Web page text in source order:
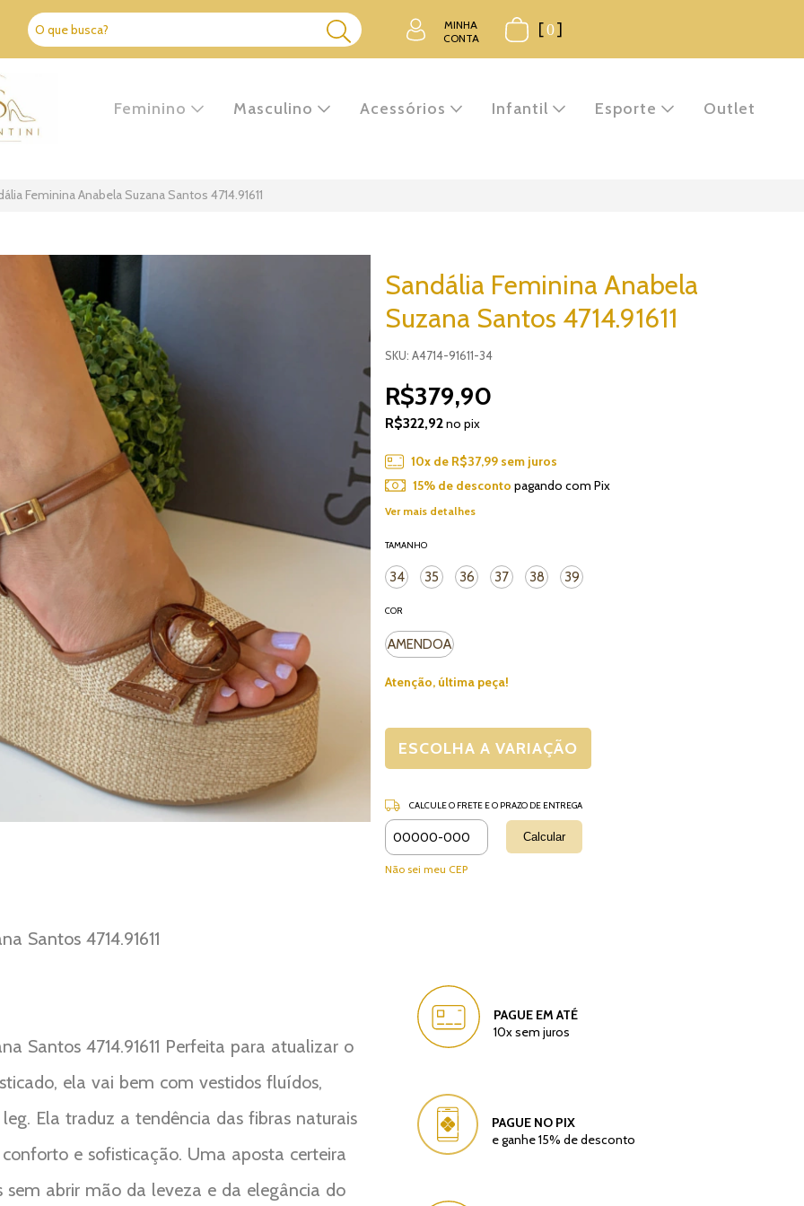
MINHA
CONTA
[0]
Feminino Masculino Acessórios Infantil Esporte Outlet
Feminina Anabela Suzana Santos 4714.91611
Santos 4714.91611
Santos 4714.91611 Perfeita para atualizar o
ela vai bem com vestidos fluídos,
Ela traduz a tendência das fibras naturais
e sofisticação. Uma aposta certeira
sem abrir mão da leveza e da elegância do
Sandália Feminina Anabela
Suzana Santos 4714.91611
SKU: A4714-91611-34
R$379,90
R$322,92no pix
10x de R$37,99sem juros
15% de desconto pagando com Pix
Ver mais detalhes
COR
AMENDOA
TAMANHO
34 35 36 37 38 39
Atenção, última peça!
Entregas para o CEP:
CALCULE O FRETE E O PRAZO DE ENTREGA
Calcular
Não sei meu CEP
PAGUE EM ATÉ
10x sem juros
PAGUE NO PIX
e ganhe 15% de desconto